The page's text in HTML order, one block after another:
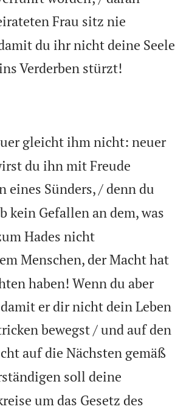
Frau sitz nie
du ihr nicht deine Seele
Verderben stürzt!
gleicht ihm nicht: neuer
du ihn mit Freude
eines Sünders, / denn du
kein Gefallen an dem, was
Hades nicht
Menschen, der Macht hat
haben! Wenn du aber
er dir nicht dein Leben
bewegst / und auf den
auf die Nächsten gemäß
soll deine
um das Gesetz des